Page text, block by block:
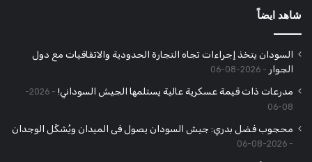
شاهد ايضاً
السودان يتخذ إجراءات تجاه التجارة الحدودية والاتفاقيات مع دول
الجوار
2026-08-06
مدرعات ذات قيمة عسكرية عالية يستلمها الجيش السوداني!
2026-
08-06
محجوب فضل بدري: جيش السودان يصول فى الميدان ويُشكِّل الوجدان
2026-08-06